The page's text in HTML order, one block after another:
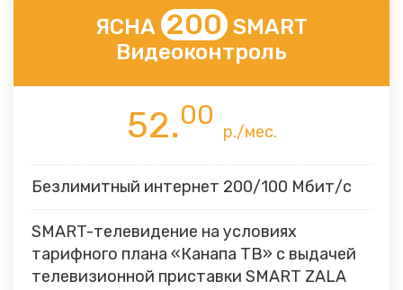
ЯСНА 200 SMART
Видеоконтроль
52.00
р./мес.
Безлимитный интернет 200/100 Мбит/с
SMART-телевидение на условиях
тарифного плана «Канапа ТВ» с выдачей
телевизионной приставки SMART ZALA